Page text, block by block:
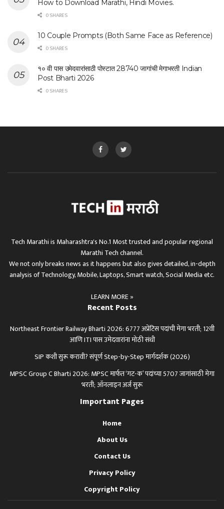
How to Download Marathi, Hindi Movies.
0 SHARES
10 Couple Prompts (Both Same Face as Reference)
0 SHARES
१० वी पास उमेदवारांसाठी पोस्टात 28740 जागांची मेगाभरती Indian
Post Bharti 2026
0 SHARES
Tech Marathi is Maharashtra's No.1 Most trusted and popular regional
Marathi Tech channel.
We not only breaks news as it happens but also gives detailed, in-depth
analysis of Technology, Mobile, Laptops, Smart watch, Social Media etc.
LEARN MORE »
Recent Posts
Northeast Frontier Railway Bharti 2026: 6777 अप्रेंटिस पदांची मेगा भरती; 12वी
आणि ITI पास उमेदवारांना मोठी संधी
SIP कशी सुरू करावी? संपूर्ण Step-by-Step मार्गदर्शक (2026)
MPSC Group C Bharti 2026: MPSC मार्फत ‘गट-क’ पदांच्या 5707 जागांसाठी मेगा
भरती; ऑनलाइन अर्ज सुरू
Important Pages
Home
About Us
Contact Us
Privacy Policy
Copyright Policy